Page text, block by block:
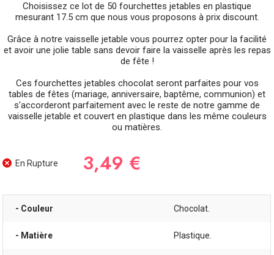
Choisissez ce lot de 50 fourchettes jetables en plastique
mesurant 17.5 cm que nous vous proposons à prix discount.
Grâce à notre vaisselle jetable vous pourrez opter pour la facilité
et avoir une jolie table sans devoir faire la vaisselle après les repas
de fête !
Ces fourchettes jetables chocolat seront parfaites pour vos
tables de fêtes (mariage, anniversaire, baptême, communion) et
s'accorderont parfaitement avec le reste de notre gamme de
vaisselle jetable et couvert en plastique dans les même couleurs
ou matières.
En Rupture 3,49 €
- Couleur Chocolat.
- Matière Plastique.